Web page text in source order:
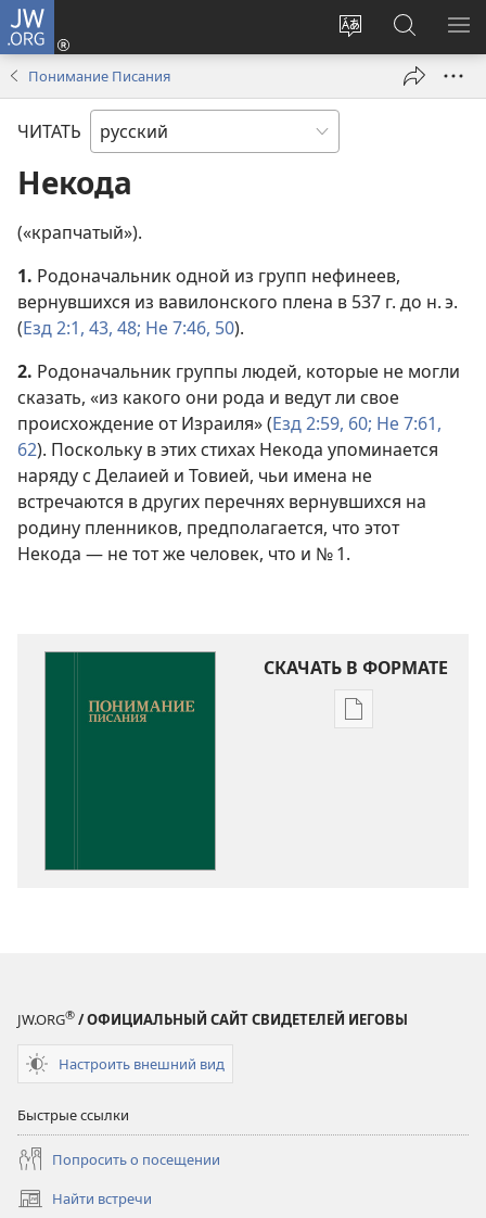
JW.ORG
Изменить
Войти
(открывается
окне)
Поиск
по
jw.org
Понимание Писания
ЧИТАТЬ
Некода
(«крапчатый»).
1. Родоначальник одной из групп нефинеев,
вернувшихся из вавилонского плена в 537 г. до н. э.
(Езд 2:1, 43, 48; Не 7:46, 50).
2. Родоначальник группы людей, которые не могли
сказать, «из какого они рода и ведут ли свое
происхождение от Израиля» (Езд 2:59, 60; Не 7:61,
62). Поскольку в этих стихах Некода упоминается
наряду с Делаией и Товией, чьи имена не
встречаются в других перечнях вернувшихся на
родину пленников, предполагается, что этот
Некода — не тот же человек, что и № 1.
СКАЧАТЬ В ФОРМАТЕ
Варианты
JW.ORG® / ОФИЦИАЛЬНЫЙ САЙТ СВИДЕТЕЛЕЙ ИЕГОВЫ
Настроить внешний вид
Быстрые ссылки
Попросить о посещении
Найти встречи
(открывается